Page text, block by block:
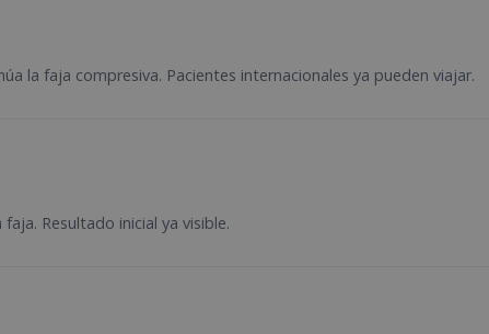
la faja compresiva. Pacientes internacionales ya pueden viajar.
Resultado inicial ya visible.